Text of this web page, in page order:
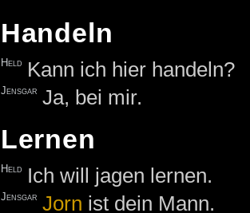
Handeln
Held Kann ich hier handeln?
Jensgar Ja, bei mir.
Lernen
Held Ich will jagen lernen.
Jensgar Jorn ist dein Mann.